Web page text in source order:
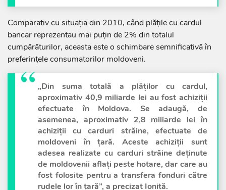
Comparativ cu situația din 2010, când plățile cu cardul
bancar reprezentau mai puțin de 2% din totalul
cumpărăturilor, aceasta este o schimbare semnificativă în
preferințele consumatorilor moldoveni.
„Din suma totală a plăților cu cardul,
aproximativ 40,9 miliarde lei au fost achiziții
efectuate în Moldova. Se adaugă, de
asemenea, aproximativ 2,8 miliarde lei în
achiziții cu carduri străine, efectuate de
moldoveni în țară. Aceste achiziții sunt
adesea realizate cu carduri străine deținute
de moldovenii aflați peste hotare, dar care au
fost folosite pentru a transfera fonduri către
rudele lor în țară”, a precizat Ioniță.